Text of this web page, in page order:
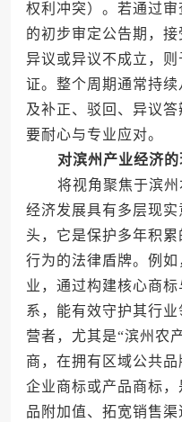
权利冲突）。若通过
的初步审定公告期，
异议或异议不成立，
证。整个周期通常持
及补正、驳回、异议
要耐心与专业应对。
对滨州产业经济
将视角聚焦于滨州
经济发展具有多层现
头，它是保护多年积
行为的法律盾牌。例
业，通过构建核心商
系，能有效守护其行
营者，尤其是“滨州农
商，在拥有区域公共
企业商标或产品商标
品附加值、拓宽销售